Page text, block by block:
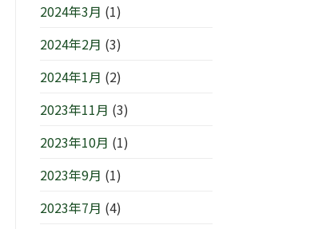
2024年3月 (1)
2024年2月 (3)
2024年1月 (2)
2023年11月 (3)
2023年10月 (1)
2023年9月 (1)
2023年7月 (4)